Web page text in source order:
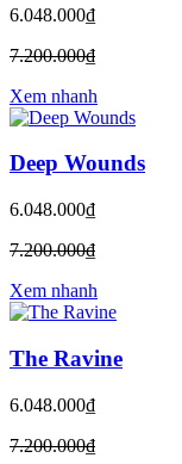
6.048.000₫
7.200.000₫
Xem nhanh
Deep Wounds
6.048.000₫
7.200.000₫
Xem nhanh
The Ravine
6.048.000₫
7.200.000₫